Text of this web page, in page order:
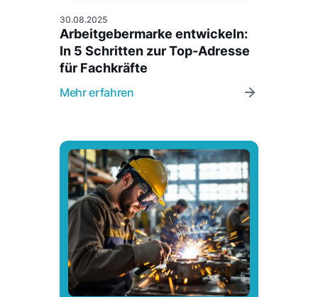
30.08.2025
Arbeitgebermarke entwickeln:
In 5 Schritten zur Top-Adresse
für Fachkräfte
Mehr erfahren